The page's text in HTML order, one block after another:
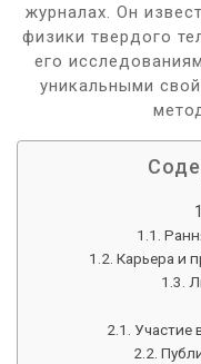
журналах. Он
физики твердого
его
уникальными
Карьера и
Участие